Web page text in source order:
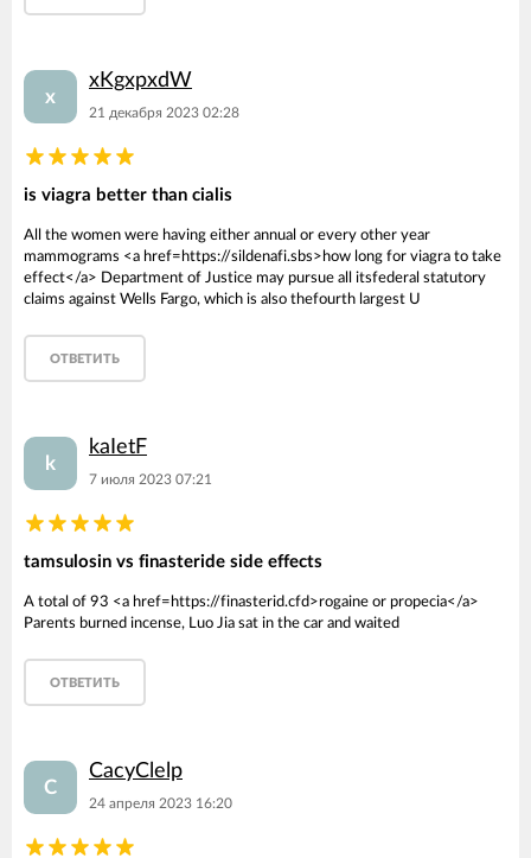
x
xKgxpxdW
21 декабря 2023 02:28
is viagra better than cialis
All the women were having either annual or every other year
mammograms <a href=https://sildenafi.sbs>how long for viagra to take
effect</a> Department of Justice may pursue all itsfederal statutory
claims against Wells Fargo, which is also thefourth largest U
ОТВЕТИТЬ
k
kaIetF
7 июля 2023 07:21
tamsulosin vs finasteride side effects
A total of 93 <a href=https://finasterid.cfd>rogaine or propecia</a>
Parents burned incense, Luo Jia sat in the car and waited
ОТВЕТИТЬ
C
CacyClelp
24 апреля 2023 16:20